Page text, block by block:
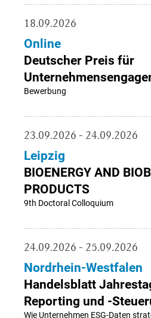
18.09.2026
Online
Deutscher Preis für
Bewerbung
23.09.2026 - 24.09.2026
Leipzig
BIOENERGY AND
PRODUCTS
9th Doctoral Colloquium
24.09.2026 - 25.09.2026
Nordrhein-Westfalen
Handelsblatt
Reporting und -
Wie Unternehmen ESG-Daten